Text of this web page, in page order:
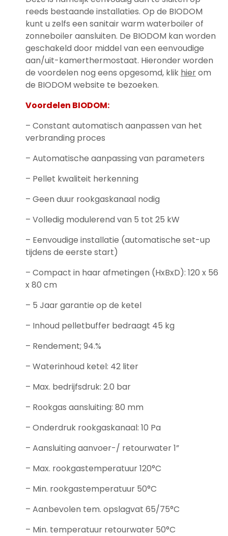
reeds bestaande installaties. Op de BIODOM
kunt u zelfs een sanitair warm waterboiler of
zonneboiler aansluiten. De BIODOM kan worden
geschakeld door middel van een eenvoudige
aan/uit-kamerthermostaat. Hieronder worden
de voordelen nog eens opgesomd, klik hierom
de BIODOM website te bezoeken.
Voordelen BIODOM:
– Constant automatisch aanpassen van het
verbranding proces
– Automatische aanpassing van parameters
– Pellet kwaliteit herkenning
– Geen duur rookgaskanaal nodig
– Volledig modulerend van 5 tot 25 kW
– Eenvoudige installatie (automatische set-up
tijdens de eerste start)
– Compact in haar afmetingen (HxBxD): 120 x 56
x 80 cm
– 5 Jaar garantie op de ketel
– Inhoud pelletbuffer bedraagt 45 kg
– Rendement; 94.%
– Waterinhoud ketel: 42 liter
– Max. bedrijfsdruk: 2.0 bar
– Rookgas aansluiting: 80 mm
– Onderdruk rookgaskanaal: 10 Pa
– Aansluiting aanvoer-/ retourwater 1”
– Max. rookgastemperatuur 120°C
– Min. rookgastemperatuur 50°C
– Aanbevolen tem. opslagvat 65/75°C
– Min. temperatuur retourwater 50°C